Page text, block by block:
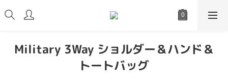
Military 3Way ショルダー＆ハンド＆
トートバッグ